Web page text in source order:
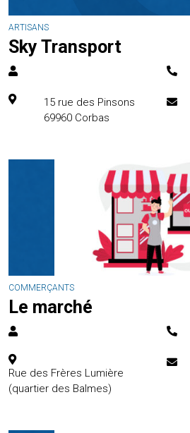
ARTISANS
Sky Transport
15 rue des Pinsons
69960 Corbas
COMMERÇANTS
Le marché
Rue des Frères Lumière
(quartier des Balmes)